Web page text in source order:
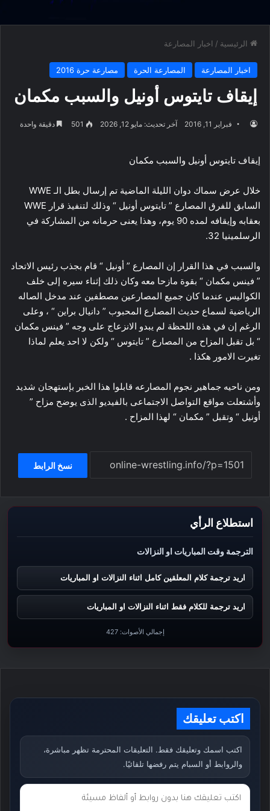
الرئيسية / اخبار المصارعة
اخبار المصارعة المصارعة الحرة مصارعة حرة 2016
إيقاف تايتوس أونيل والسبب مكمان
فبراير 11, 2016 آخر تحديث: مايو 12, 2026 501 دقيقة واحدة
إيقاف تايتوس أونيل والسبب مكمان
خلال عرض سماك دوان الليلة الماضية تم إرسال بطل الـ WWE
السابق للفرق المصارع ” تايتوس أونيل “ وذلك لتنفيذ قرار WWE
بعقابه وإيقافه لمده 90 يوم، وهذا يعنى حرمانه من المشاركة في
الرسلمينيا 32.
والسبب في هذا القرار إن المصارع ” أونيل “ قام بجذب رئيس الاتحاد
” فينس مكمان “ بقوة مازحا معه وكان ذلك إثناء سيره إلى خلف
الكواليس عندما كان جميع المصارعين مصطفين عند مدخل الصاله
الرياضية لسماع حديث المصارع المحبوب ” دانيال براين “ ، وعلى
الرغم إن في هذه اللحظة لم يبدو الانزعاج على وجه ” فينس مكمان
“ بل تقبل المزاح من المصارع ” تايتوس “ ولكن لا احد يعلم لماذا
تغيرت الامور هكذا .
ومن ناحيه جماهير نجوم المصارعه قابلوا هذا الخبر بإستهجان شديد
وأشتعلت مواقع التواصل الاجتماعى بالفيديو الذى يوضح مزاح ”
أونيل “ وتقبل ” مكمان “ لهذا المزاح .
نسخ الرابط
استطلاع الرأي
الترجمة وقت المباريات او النزالات
اريد ترجمة كلام المعلقين كامل اثناء النزالات او المباريات
اريد ترجمة للكلام فقط اثناء النزالات او المباريات
إجمالي الأصوات:427
اكتب تعليقك
اكتب اسمك وتعليقك فقط. التعليقات المحترمة تظهر مباشرة،
والروابط أو السبام يتم رفضها تلقائيًا.
ت